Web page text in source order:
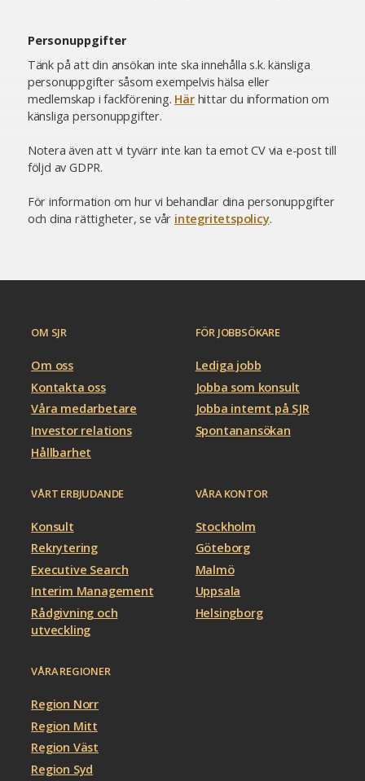
Personuppgifter
Tänk på att din ansökan inte ska innehålla s.k. känsliga
personuppgifter såsom exempelvis hälsa eller
medlemskap i fackförening. Härhittar du information om
känsliga personuppgifter.
Notera även att vi tyvärr inte kan ta emot CV via e-post till
följd av GDPR.
För information om hur vi behandlar dina personuppgifter
och dina rättigheter, se vår integritetspolicy.
OM SJR
Om oss
Kontakta oss
Våra medarbetare
Investor relations
Hållbarhet
FÖR JOBBSÖKARE
Lediga jobb
Jobba som konsult
Jobba internt på SJR
Spontanansökan
VÅRT ERBJUDANDE
Konsult
Rekrytering
Executive Search
Interim Management
Rådgivning och
utveckling
VÅRA KONTOR
Stockholm
Göteborg
Malmö
Uppsala
Helsingborg
VÅRA REGIONER
Region Norr
Region Mitt
Region Väst
Region Syd